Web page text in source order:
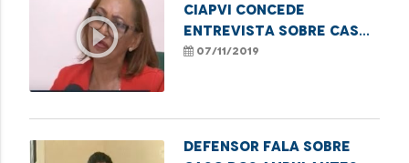
play_circle_outline
Ciapvi concede
entrevista sobre caso
de agressão a idoso
07/11/2019
Defensor fala sobre